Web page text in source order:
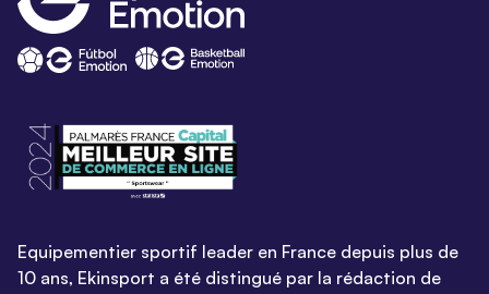
Equipementier sportif leader en France depuis plus de
10 ans, Ekinsport a été distingué par la rédaction de